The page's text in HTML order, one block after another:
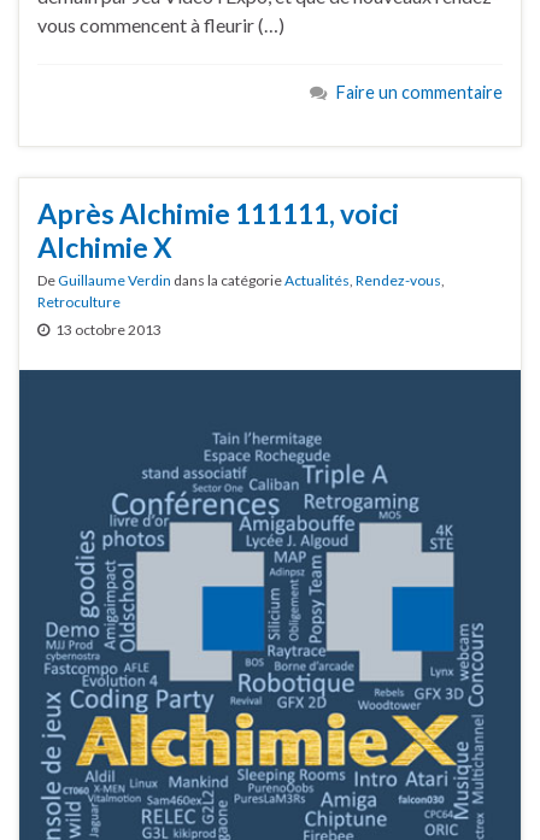
vous commencent à fleurir (…)
Faire un commentaire
Après Alchimie 111111, voici
Alchimie X
DeGuillaume Verdin dans la catégorieActualités, Rendez-vous,
Retroculture
13 octobre 2013